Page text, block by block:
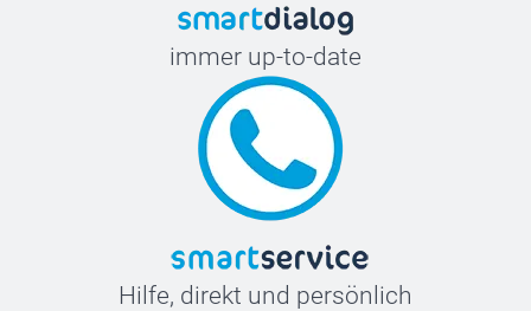
immer up-to-date
Hilfe, direkt und persönlich